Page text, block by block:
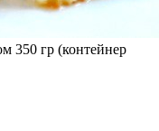
350 гр (контейнер